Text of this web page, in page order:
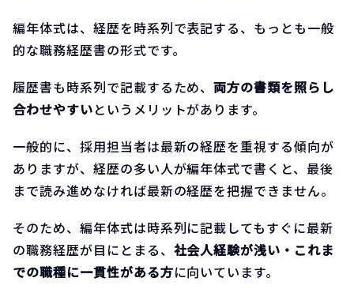
編年体式は、経歴を時系列で表記する、もっとも一般
的な職務経歴書の形式です。
履歴書も時系列で記載するため、両方の書類を照らし
合わせやすいというメリットがあります。
一般的に、採用担当者は最新の経歴を重視する傾向が
ありますが、経歴の多い人が編年体式で書くと、最後
まで読み進めなければ最新の経歴を把握できません。
そのため、編年体式は時系列に記載してもすぐに最新
の職務経歴が目にとまる、 社会人経験が浅い・これま
での職種に一貫性がある方に向いています。